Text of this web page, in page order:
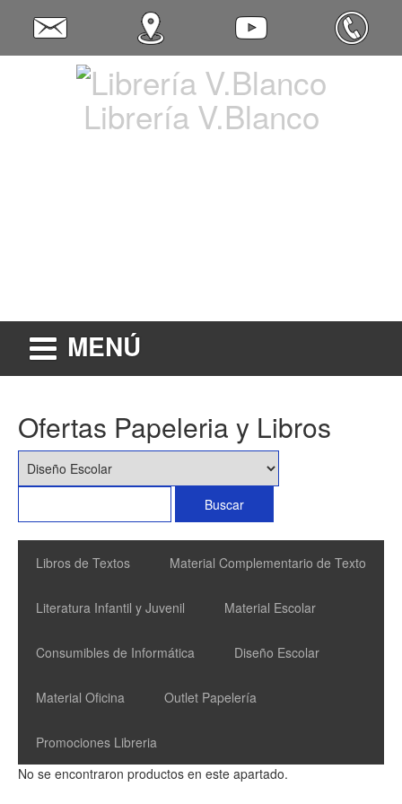
Librería V.Blanco
MENÚ
Ofertas Papeleria y Libros
Libros de Textos Material Complementario de Texto
Literatura Infantil y Juvenil Material Escolar
Consumibles de Informática Diseño Escolar
Material Oficina Outlet Papelería
Promociones Libreria
No se encontraron productos en este apartado.